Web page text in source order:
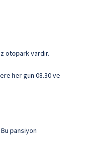
otopark vardır.
her gün 08.30 ve
pansiyon